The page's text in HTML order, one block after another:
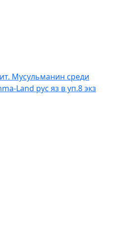
Мусульманин среди
Land рус яз в уп.8 экз